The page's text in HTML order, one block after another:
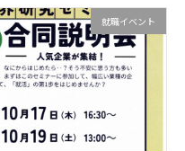
就職イベント